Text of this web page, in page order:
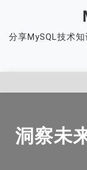
content
分享MySQL技术
洞察未